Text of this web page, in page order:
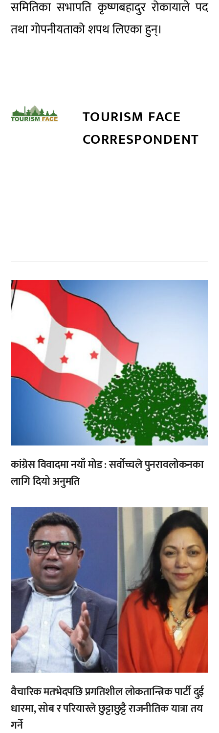
समितिका सभापति कृष्णबहादुर रोकायाले पद
तथा गोपनीयताको शपथ लिएका हुन्।
TOURISM FACE
CORRESPONDENT
,
कांग्रेस विवादमा नयाँ मोड : सर्वोच्चले पुनरावलोकनका
लागि दियो अनुमति
वैचारिक मतभेदपछि प्रगतिशील लोकतान्त्रिक पार्टी दुई
धारमा, सोब र परियारले छुट्टाछुट्टै राजनीतिक यात्रा तय
गर्ने